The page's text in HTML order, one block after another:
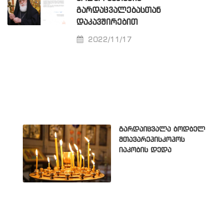
ᲒᲐᲠᲓᲐᲪᲕᲐᲚᲔᲑᲐᲡᲗᲐᲜ
ᲓᲐᲙᲐᲕᲨᲘᲠᲔᲑᲘᲗ
2022/11/17
გარდაიცვალა ბოდბელ
მთავარეპისკოპოს
იაკობის დედა